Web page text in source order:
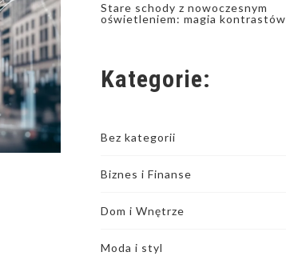
Stare schody z nowoczesnym
oświetleniem: magia kontrastów
Kategorie:
Bez kategorii
Biznes i Finanse
Dom i Wnętrze
Moda i styl